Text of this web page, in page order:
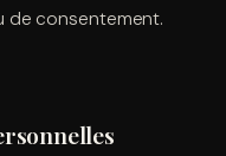
de consentement.